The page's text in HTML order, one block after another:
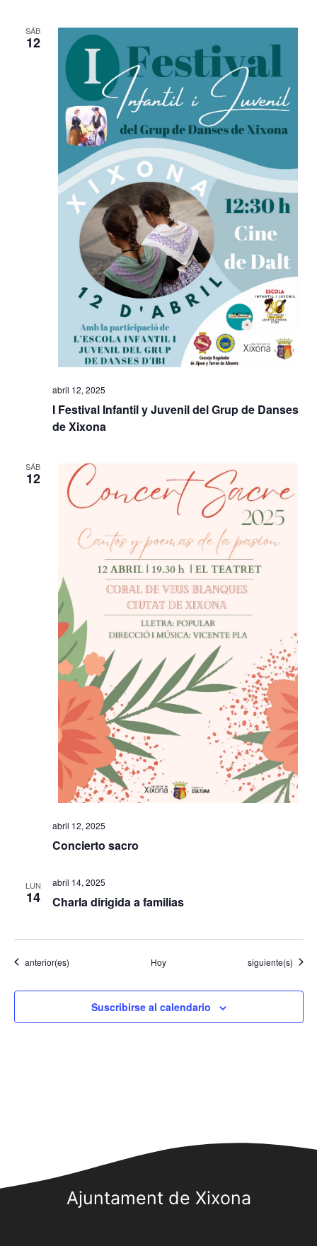
SÁB
12
I Festival Infantil y Juvenil del Grup de Danses
de Xixona
abril 12, 2025
SÁB
12
Concierto sacro
abril 12, 2025
LUN
14 Charla dirigida a familias
abril 14, 2025
Eventos
anterior(es) Hoy Eventos
siguiente(s)
Suscribirse al calendario
Ajuntament de Xixona